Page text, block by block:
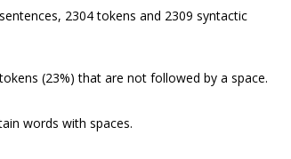
2304 tokens and 2309 syntactic
(23%) that are not followed by a space.
words with spaces.